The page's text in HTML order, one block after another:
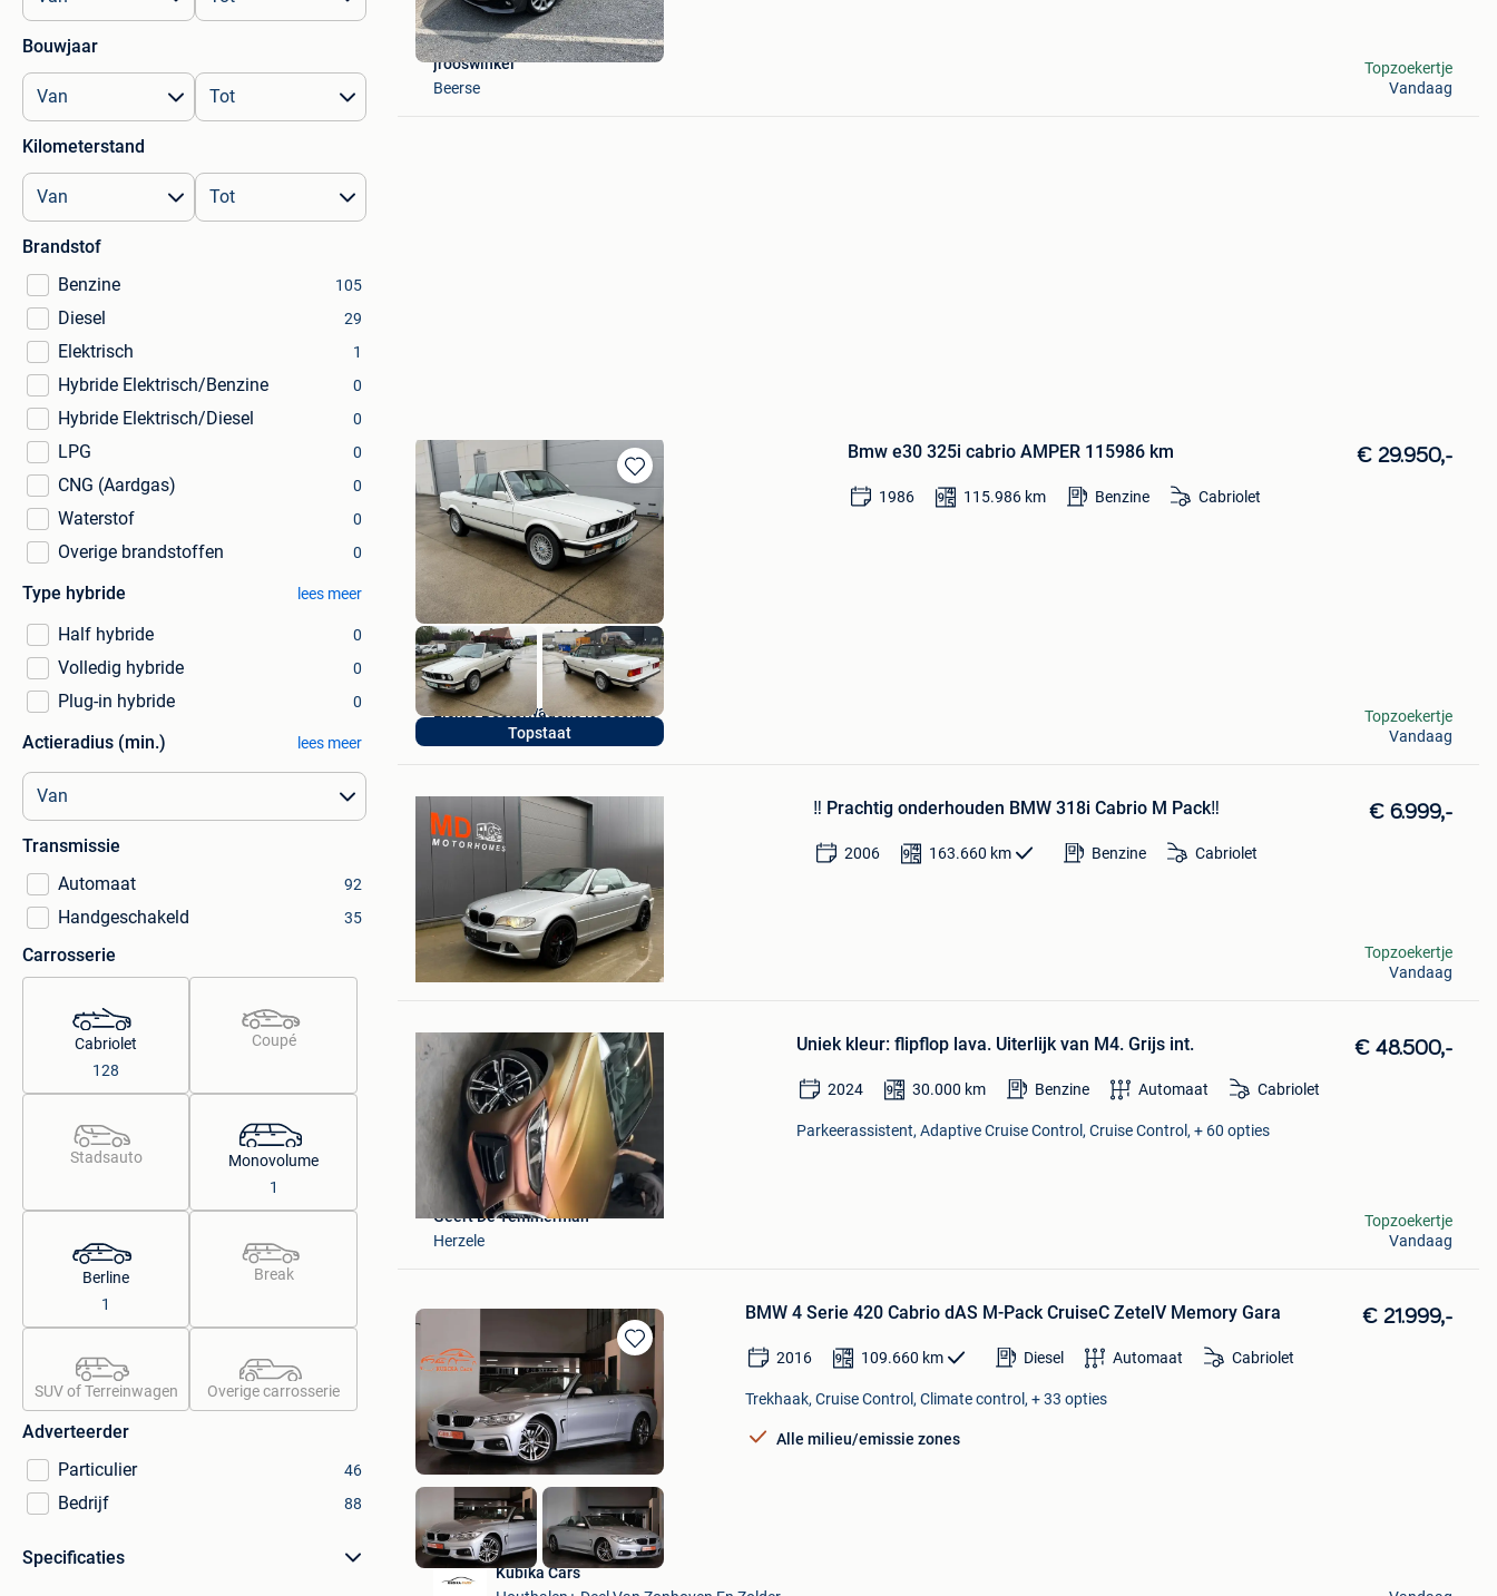
Bouwjaar
Kilometerstand
Brandstof
Benzine
105
Diesel 29
Elektrisch 1
Hybride Elektrisch/Benzine 0
Hybride Elektrisch/Diesel 0
LPG 0
CNG (Aardgas) 0
Waterstof 0
Overige brandstoffen 0
Type hybride lees meer
Half hybride 0
Volledig hybride 0
Plug-in hybride 0
Actieradius (min.) lees meer
Transmissie
Automaat
92
Handgeschakeld 35
Carrosserie
Cabriolet
128
Coupé
Stadsauto
Monovolume
1
Berline
1
Break
SUV of Terreinwagen Overige carrosserie
Adverteerder
Particulier
46
Bedrijf 88
Specificaties
jrooswinkel
Beerse
Topzoekertje
Vandaag
Bewaren
in
Mijn
Favorieten
Topstaat
Bmw e30 325i cabrio AMPER 115986 km € 29.950,-
1986 115.986 km Benzine Cabriolet
Lichte Bestelwagens Roeselare
Topzoekertje
Vandaag
‼️ Prachtig onderhouden BMW 318i Cabrio M Pack‼️ € 6.999,-
2006 163.660 km Benzine Cabriolet
MD Motorhomes
Heusden
Topzoekertje
Vandaag
Bewaren
Uniek kleur: flipflop lava. Uiterlijk van M4. Grijs int. € 48.500,-
2024 30.000 km Benzine Automaat Cabriolet
Parkeerassistent, Adaptive Cruise Control, Cruise Control, + 60 opties
Geert De Temmerman
Herzele
Topzoekertje
Vandaag
Bewaren
in
Mijn
Favorieten
BMW 4 Serie 420 Cabrio dAS M-Pack CruiseC ZetelV Memory Gara € 21.999,-
2016 109.660 km Diesel Automaat Cabriolet
Trekhaak, Cruise Control, Climate control, + 33 opties
Alle milieu/emissie zones
Kubika Cars